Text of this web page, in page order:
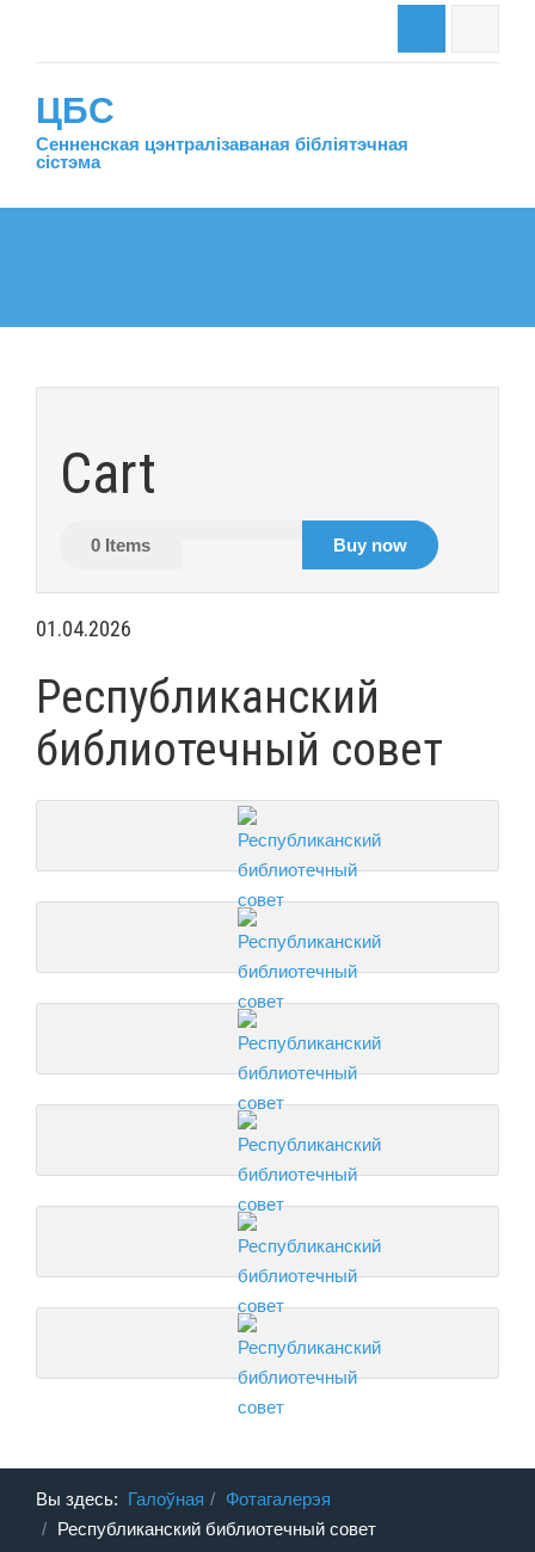
ЦБС
Сенненская цэнтралiзаваная бiблiятэчная
сiстэма
Cart
0 Items Buy now
01.04.2026
Республиканский
библиотечный совет
Вы здесь: Галоўная
Фотагалерэя
Республиканский библиотечный совет